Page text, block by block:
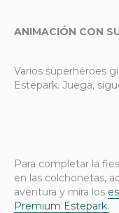
ANIMACIÓN CON
Varios superhéroes
Estepark. Juega,
Para completar la
en las colchonetas,
aventura y mira los
Premium Estepark.